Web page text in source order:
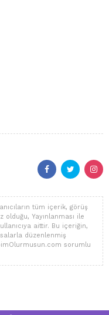
tüm içerik, görüş
Yayınlanması ile
aittir. Bu içeriğin,
düzenlenmiş
sorumlu